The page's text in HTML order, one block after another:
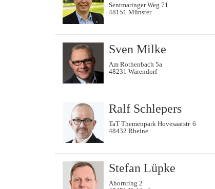
Sentmaringer Weg 71
48151 Münster
Sven Milke
Am Rothenbach 5a
48231 Warendorf
Ralf Schlepers
TaT Themenpark Hovesaatstr. 6
48432 Rheine
Stefan Lüpke
Ahornring 2